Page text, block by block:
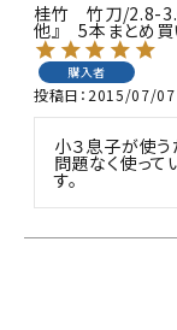
桂竹 竹刀/2.8-
他』 5本まとめ買
購入者
投稿日 2015/07/07
小３息子が使う
問題なく使って
す。